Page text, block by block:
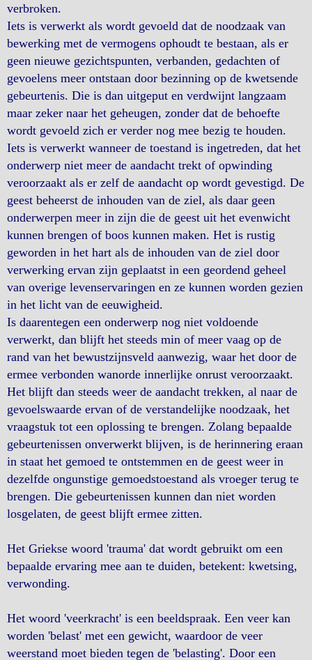
verbroken.
Iets is verwerkt als wordt gevoeld dat de noodzaak van
bewerking met de vermogens ophoudt te bestaan, als er
geen nieuwe gezichtspunten, verbanden, gedachten of
gevoelens meer ontstaan door bezinning op de kwetsende
gebeurtenis. Die is dan uitgeput en verdwijnt langzaam
maar zeker naar het geheugen, zonder dat de behoefte
wordt gevoeld zich er verder nog mee bezig te houden.
Iets is verwerkt wanneer de toestand is ingetreden, dat het
onderwerp niet meer de aandacht trekt of opwinding
veroorzaakt als er zelf de aandacht op wordt gevestigd. De
geest beheerst de inhouden van de ziel, als daar geen
onderwerpen meer in zijn die de geest uit het evenwicht
kunnen brengen of boos kunnen maken. Het is rustig
geworden in het hart als de inhouden van de ziel door
verwerking ervan zijn geplaatst in een geordend geheel
van overige levenservaringen en ze kunnen worden gezien
in het licht van de eeuwigheid.
Is daarentegen een onderwerp nog niet voldoende
verwerkt, dan blijft het steeds min of meer vaag op de
rand van het bewustzijnsveld aanwezig, waar het door de
ermee verbonden wanorde innerlijke onrust veroorzaakt.
Het blijft dan steeds weer de aandacht trekken, al naar de
gevoelswaarde ervan of de verstandelijke noodzaak, het
vraagstuk tot een oplossing te brengen. Zolang bepaalde
gebeurtenissen onverwerkt blijven, is de herinnering eraan
in staat het gemoed te ontstemmen en de geest weer in
dezelfde ongunstige gemoedstoestand als vroeger terug te
brengen. Die gebeurtenissen kunnen dan niet worden
losgelaten, de geest blijft ermee zitten.
Het Griekse woord 'trauma' dat wordt gebruikt om een
bepaalde ervaring mee aan te duiden, betekent: kwetsing,
verwonding.
Het woord 'veerkracht' is een beeldspraak. Een veer kan
worden 'belast' met een gewicht, waardoor de veer
weerstand moet bieden tegen de 'belasting'. Door een